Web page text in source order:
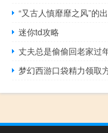
“又古人慎靡靡之风”的
迷你td攻略
丈夫总是偷偷回老家过
梦幻西游口袋精力领取